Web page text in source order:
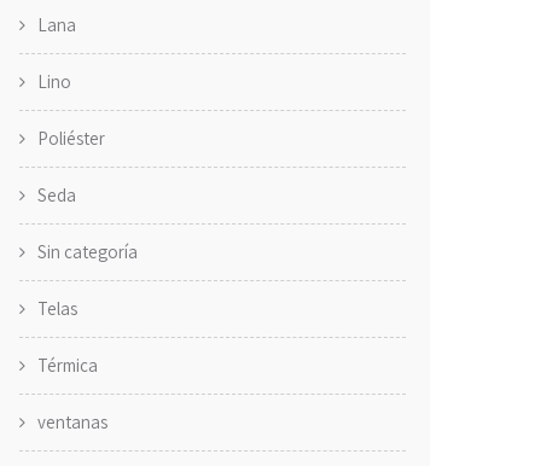
Lana
Lino
Poliéster
Seda
Sin categoría
Telas
Térmica
ventanas